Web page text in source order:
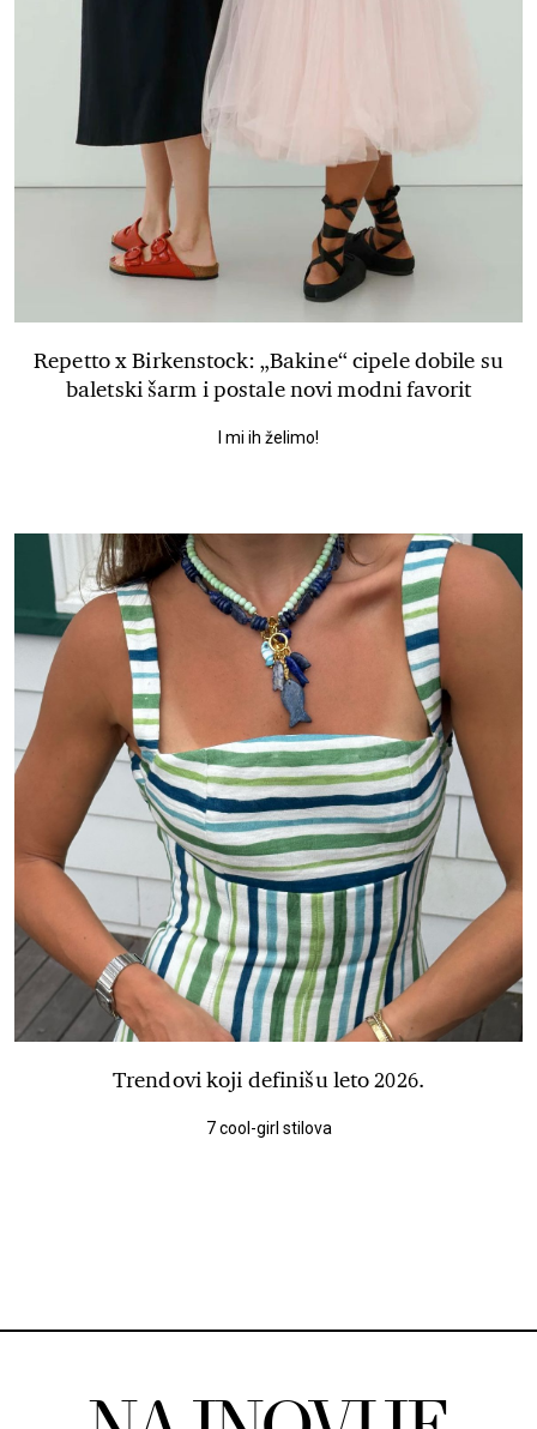
Repetto x Birkenstock: „Bakine“ cipele dobile su
baletski šarm i postale novi modni favorit
I mi ih želimo!
Trendovi koji definišu leto 2026.
7 cool-girl stilova